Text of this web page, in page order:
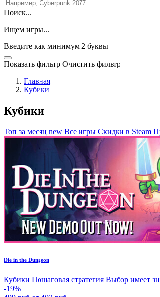
Поиск...
Ищем игры...
Введите как минимум 2 буквы
Показать фильтр Очистить фильтр
Главная
Кубики
Кубики
Топ за месяц new Все игры Скидки в Steam
Die in the Dungeon
Кубики Пошаговая стратегия Выбор имеет
-19%